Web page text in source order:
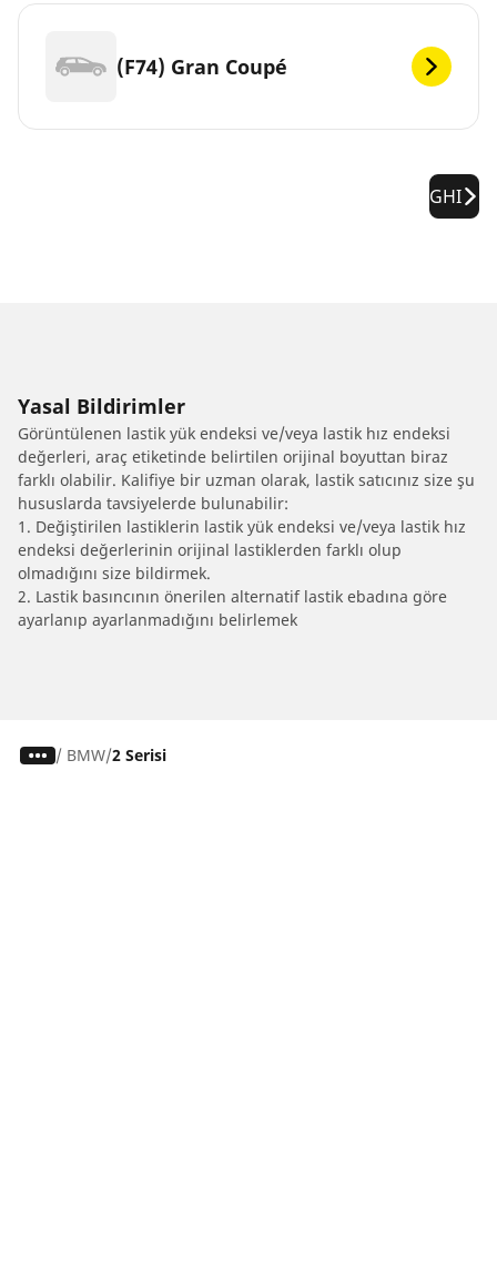
(F74) Gran Coupé
GHI
Yasal Bildirimler
Görüntülenen lastik yük endeksi ve/veya lastik hız endeksi
değerleri, araç etiketinde belirtilen orijinal boyuttan biraz
farklı olabilir. Kalifiye bir uzman olarak, lastik satıcınız size şu
hususlarda tavsiyelerde bulunabilir:
1. Değiştirilen lastiklerin lastik yük endeksi ve/veya lastik hız
endeksi değerlerinin orijinal lastiklerden farklı olup
olmadığını size bildirmek.
2. Lastik basıncının önerilen alternatif lastik ebadına göre
ayarlanıp ayarlanmadığını belirlemek
/ BMW 2 Serisi